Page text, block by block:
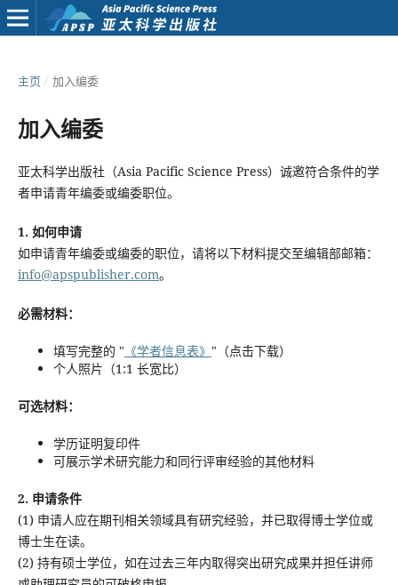
主页 / 加入编委
加入编委
亚太科学出版社（Asia Pacific Science Press）诚邀符合条件的学
者申请青年编委或编委职位。
1. 如何申请
如申请青年编委或编委的职位，请将以下材料提交至编辑部邮箱：
info@apspublisher.com。
必需材料：
填写完整的 " 《学者信息表》 "（点击下载）
个人照片（1:1 长宽比）
可选材料：
学历证明复印件
可展示学术研究能力和同行评审经验的其他材料
2. 申请条件
(1) 申请人应在期刊相关领域具有研究经验，并已取得博士学位或
博士生在读。
(2) 持有硕士学位，如在过去三年内取得突出研究成果并担任讲师